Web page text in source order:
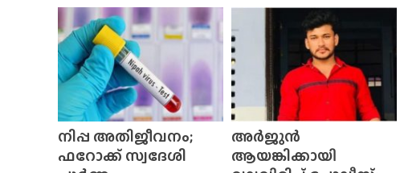
നിപ്പ അതിജീവനം;
ഫറോക്ക് സ്വദേശി
അർജുൻ
ആയങ്കിക്കായി